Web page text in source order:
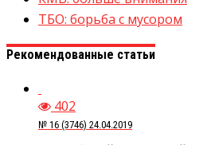
ТБО: борьба с мусором
Рекомендованные статьи
402
№ 16 (3746) 24.04.2019